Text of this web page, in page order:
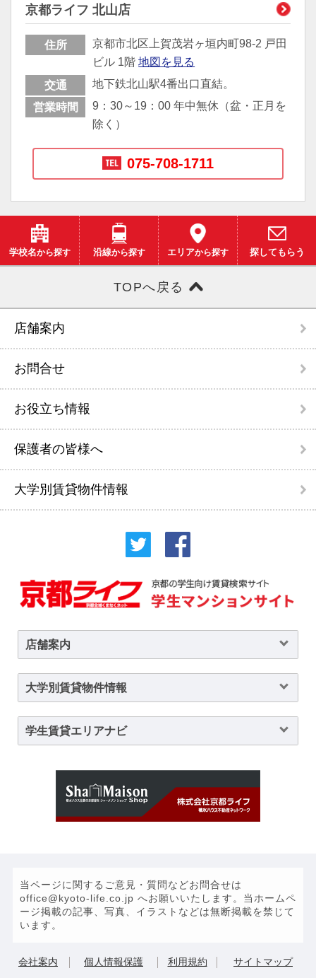
京都ライフ 北山店
住所
京都市北区上賀茂岩ヶ垣内町98-2 戸田
ビル 1階地図を見る
交通
地下鉄北山駅4番出口直結。
営業時間
9：30～19：00 年中無休（盆・正月を
除く）
075-708-1711
学校名から探す 沿線から探す エリアから探す 探してもらう
TOPへ戻る
店舗案内
お問合せ
お役立ち情報
保護者の皆様へ
大学別賃貸物件情報
店舗案内
大学別賃貸物件情報
学生賃貸エリアナビ
当ページに関するご意見・質問などお問合せは
office@kyoto-life.co.jp へお願いいたします。当ホームペ
ージ掲載の記事、写真、イラストなどは無断掲載を禁じて
います。
会社案内 個人情報保護 利用規約 サイトマップ